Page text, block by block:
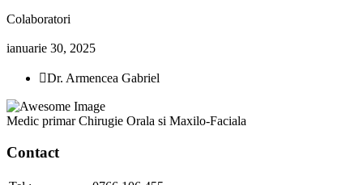
Colaboratori
ianuarie 30, 2025
Dr. Armencea Gabriel
Medic primar Chirugie Orala si Maxilo-Faciala
Contact